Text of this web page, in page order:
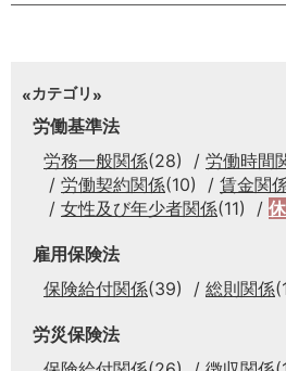
カテゴリ
労働基準法
労務一般関係(28) 労働時間
労働契約関係(10) 賃金関
女性及び年少者関係(11)
雇用保険法
保険給付関係(39) 総則関係
労災保険法